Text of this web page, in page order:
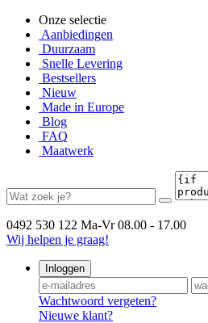
Onze selectie
Aanbiedingen
Duurzaam
Snelle Levering
Bestsellers
Nieuw
Made in Europe
Blog
FAQ
Maatwerk
0492 530 122 Ma-Vr 08.00 - 17.00
Wij helpen je graag!
Inloggen
Wachtwoord vergeten?
Nieuwe klant?